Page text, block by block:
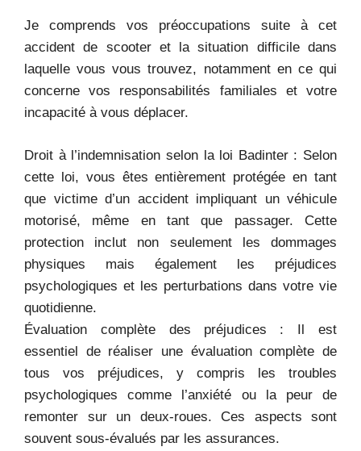
Je comprends vos préoccupations suite à cet
accident de scooter et la situation difficile dans
laquelle vous vous trouvez, notamment en ce qui
concerne vos responsabilités familiales et votre
incapacité à vous déplacer.
Droit à l’indemnisation selon la loi Badinter : Selon
cette loi, vous êtes entièrement protégée en tant
que victime d’un accident impliquant un véhicule
motorisé, même en tant que passager. Cette
protection inclut non seulement les dommages
physiques mais également les préjudices
psychologiques et les perturbations dans votre vie
quotidienne.
Évaluation complète des préjudices : Il est
essentiel de réaliser une évaluation complète de
tous vos préjudices, y compris les troubles
psychologiques comme l’anxiété ou la peur de
remonter sur un deux-roues. Ces aspects sont
souvent sous-évalués par les assurances.